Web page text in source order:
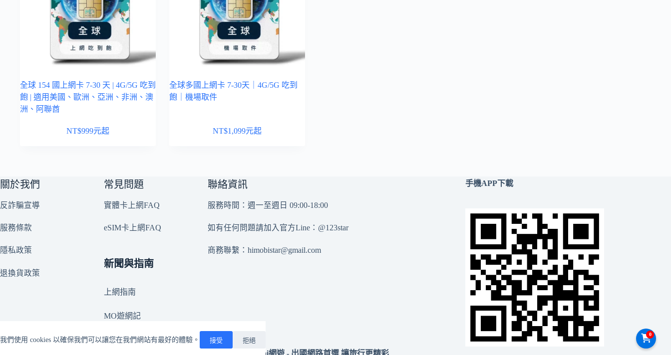
我們使用 cookies 以確保我們可以讓您在我們網站有最好的體驗。 接受 拒絕
全球 154 國上網卡 7-30 天 | 4G/5G 吃到
飽 | 適用美國、歐洲、亞洲、非洲、澳
洲、阿聯酋
NT$999元起
全球多國上網卡 7-30天｜4G/5G 吃到
飽｜機場取件
NT$1,099元起
關於我們
反詐騙宣導
服務條款
隱私政策
退換貨政策
常見問題
實體卡上網FAQ
eSIM卡上網FAQ
新聞與指南
上網指南
MO遊網記
聯絡資訊
服務時間：週一至週日 09:00-18:00
如有任何問題請加入官方Line： @123star
商務聯繫：himobistar@gmail.com
手機APP下載
© 2025 momobi網遊 - 出國網路首選 讓旅行更精彩
0